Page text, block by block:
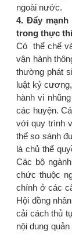
ngoài nước.
4. Đẩy
trong thực
Có thể chế
vận hành
thường phát
luật kỷ
hành vi
các huyện.
với quy trình
thể so sánh
là chủ thể
Các bộ
chức thuộc
chính ở các
Hội đồng
cải cách thủ
nội dung